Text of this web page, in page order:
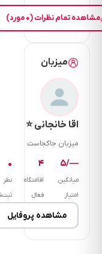
مشاهده تمام نظرات (۰ مورد)
میزبان
اقا خانجانی ⭐
میزبان جاکجاست
—/۵
میانگین
امتیاز
۴
اقامتگاه
فعال
۰
نظر
مشاهده پروفایل